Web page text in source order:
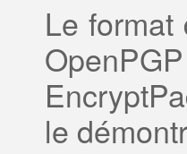
Le format
le